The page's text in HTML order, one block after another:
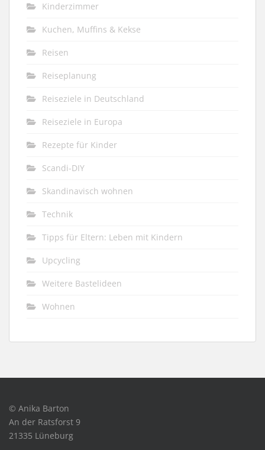
Kinderzimmer
Kuchen, Muffins & Kekse
Reisen
Reiseplanung
Reiseziele in Deutschland
Reiseziele in Europa
Rezepte für Kinder
Scandi-DIY
Skandinavisch wohnen
Technik
Tipps für Eltern: Leben mit Kindern
Upcycling
Weitere Bastelideen
Wohnen
© Anika Barton
An der Ratsforst 9
21335 Lüneburg